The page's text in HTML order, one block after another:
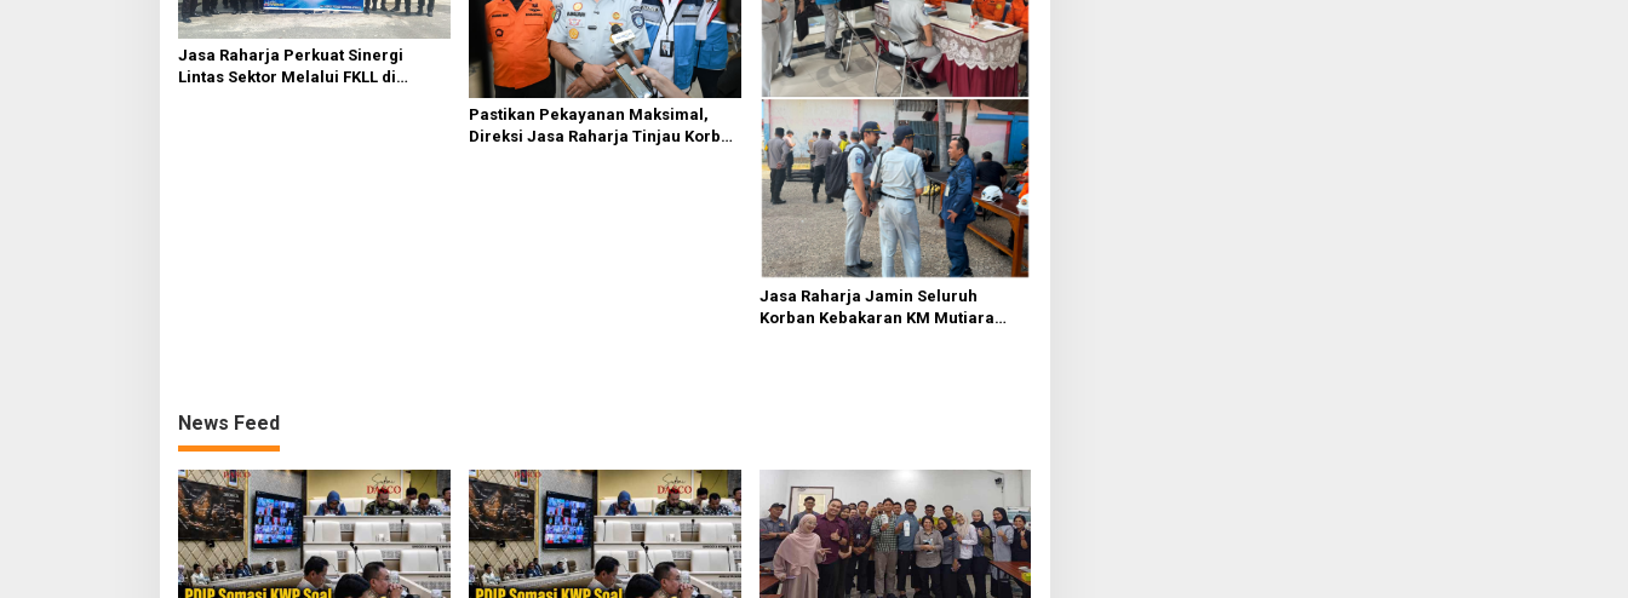
Jasa Raharja Perkuat Sinergi
Lintas Sektor Melalui FKLL di
Pastikan Pekayanan Maksimal,
Direksi Jasa Raharja Tinjau Korban
Jasa Raharja Jamin Seluruh
Korban Kebakaran KM Mutiara
News Feed